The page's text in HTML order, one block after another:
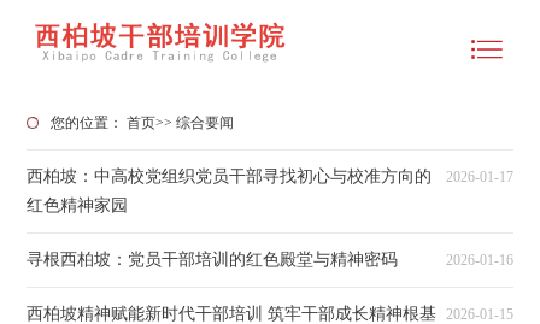
您的位置：首页>>综合要闻
西柏坡：中高校党组织党员干部寻找初心与校准方向的
红色精神家园
2026-01-17
寻根西柏坡：党员干部培训的红色殿堂与精神密码 2026-01-16
西柏坡精神赋能新时代干部培训 筑牢干部成长精神根基 2026-01-15